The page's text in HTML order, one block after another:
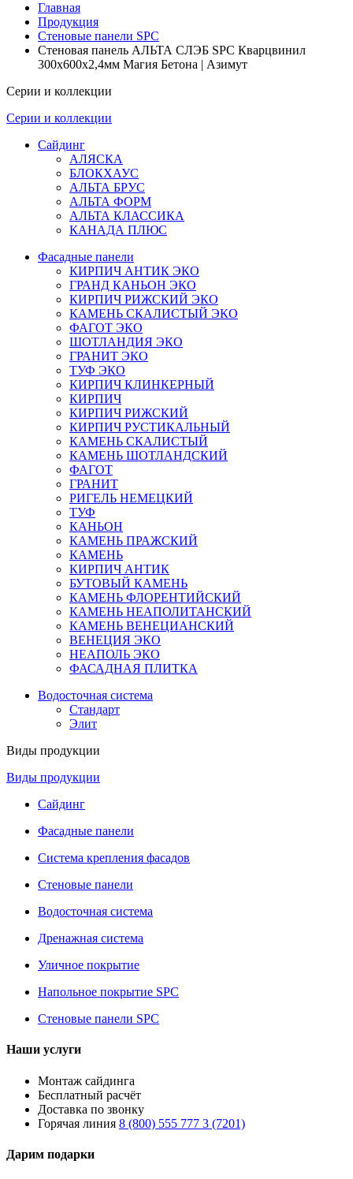
Главная
Продукция
Стеновые панели SPC
Стеновая панель АЛЬТА СЛЭБ SPC Кварцвинил
300х600х2,4мм Магия Бетона | Азимут
Серии и коллекции
Серии и коллекции
Сайдинг
АЛЯСКА
БЛОКХАУС
АЛЬТА БРУС
АЛЬТА ФОРМ
АЛЬТА КЛАССИКА
КАНАДА ПЛЮС
Фасадные панели
КИРПИЧ АНТИК ЭКО
ГРАНД КАНЬОН ЭКО
КИРПИЧ РИЖСКИЙ ЭКО
КАМЕНЬ СКАЛИСТЫЙ ЭКО
ФАГОТ ЭКО
ШОТЛАНДИЯ ЭКО
ГРАНИТ ЭКО
ТУФ ЭКО
КИРПИЧ КЛИНКЕРНЫЙ
КИРПИЧ
КИРПИЧ РИЖСКИЙ
КИРПИЧ РУСТИКАЛЬНЫЙ
КАМЕНЬ СКАЛИСТЫЙ
КАМЕНЬ ШОТЛАНДСКИЙ
ФАГОТ
ГРАНИТ
РИГЕЛЬ НЕМЕЦКИЙ
ТУФ
КАНЬОН
КАМЕНЬ ПРАЖСКИЙ
КАМЕНЬ
КИРПИЧ АНТИК
БУТОВЫЙ КАМЕНЬ
КАМЕНЬ ФЛОРЕНТИЙСКИЙ
КАМЕНЬ НЕАПОЛИТАНСКИЙ
КАМЕНЬ ВЕНЕЦИАНСКИЙ
ВЕНЕЦИЯ ЭКО
НЕАПОЛЬ ЭКО
ФАСАДНАЯ ПЛИТКА
Водосточная система
Стандарт
Элит
Виды продукции
Виды продукции
Сайдинг
Фасадные панели
Система крепления фасадов
Стеновые панели
Водосточная система
Дренажная система
Уличное покрытие
Напольное покрытие SPC
Стеновые панели SPC
Наши услуги
Монтаж сайдинга
Бесплатный расчёт
Доставка по звонку
Горячая линия 8 (800) 555 777 3 (7201)
Дарим подарки